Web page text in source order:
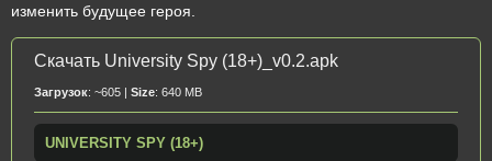
изменить будущее героя.
Скачать University Spy (18+)_v0.2.apk
Загрузок: ~605 | Size: 640 MB
UNIVERSITY SPY (18+)